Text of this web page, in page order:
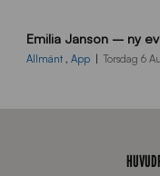
0
0
Emilia Janson – ny
Allmänt App Torsdag 6